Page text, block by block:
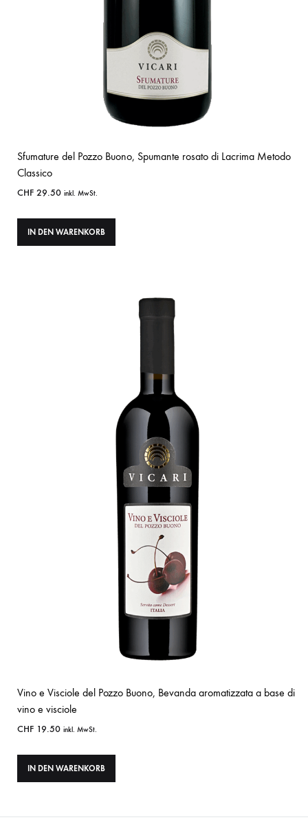
Sfumature del Pozzo Buono, Spumante rosato di Lacrima Metodo
Classico
CHF 29.50 inkl. MwSt.
IN DEN WARENKORB
Vino e Visciole del Pozzo Buono, Bevanda aromatizzata a base di
vino e visciole
CHF 19.50 inkl. MwSt.
IN DEN WARENKORB